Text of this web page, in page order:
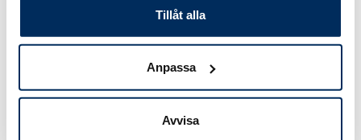
Tillåt alla
Anpassa
Avvisa